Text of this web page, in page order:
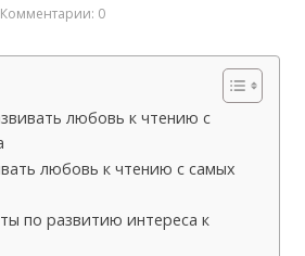
Комментарии: 0
любовь к чтению с
любовь к чтению с самых
по развитию интереса к